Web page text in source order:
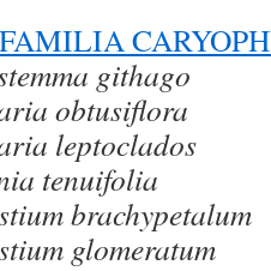
githago
obtusiflora
leptoclados
tenuifolia
brachypetalum
glomeratum